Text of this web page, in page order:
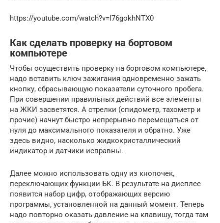
https://youtube.com/watch?v=l76gokhNTX0
Как сделать проверку на бортовом
компьютере
Чтобы осуществить проверку на бортовом компьютере,
надо вставить ключ зажигания одновременно зажать
кнопку, сбрасывающую показатели суточного пробега.
При совершении правильных действий все элементы
на ЖКИ засветятся. А стрелки (спидометр, тахометр и
прочие) начнут быстро непрерывно перемещаться от
нуля до максимального показателя и обратно. Уже
здесь видно, насколько жидкокристаллический
индикатор и датчики исправны.
Далее можно использовать одну из кнопочек,
переключающих функции БК. В результате на дисплее
появится набор цифр, отображающих версию
программы, установленной на данный момент. Теперь
надо повторно оказать давление на клавишу, тогда там